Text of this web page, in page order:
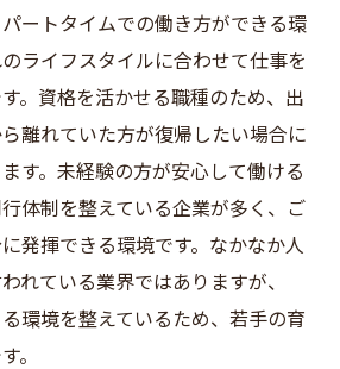
ートタイムでの働き方ができる環
ライフスタイルに合わせて仕事を
。資格を活かせる職種のため、出
離れていた方が復帰したい場合に
す。未経験の方が安心して働ける
体制を整えている企業が多く、ご
発揮できる環境です。なかなか人
れている業界ではありますが、
環境を整えているため、若手の育
。